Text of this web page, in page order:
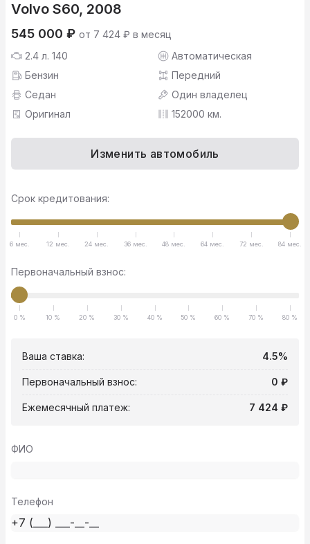
Volvo S60, 2008
545 000 ₽ от 7 424 ₽ в месяц
2.4 л. 140
Автоматическая
Бензин
Передний
Седан
Один владелец
Оригинал
152000 км.
Изменить автомобиль
Срок кредитования:
6 мес. 12 мес. 24 мес. 36 мес. 48 мес. 64 мес. 72 мес. 84 мес.
Первоначальный взнос:
0 % 10 % 20 % 30 % 40 % 50 % 60 % 70 % 80 %
Ваша ставка: 4.5%
Первоначальный взнос: 0 ₽
Ежемесячный платеж: 7 424 ₽
ФИО
Телефон